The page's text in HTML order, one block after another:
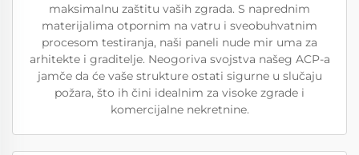
maksimalnu zaštitu vaših zgrada. S naprednim
materijalima otpornim na vatru i sveobuhvatnim
procesom testiranja, naši paneli nude mir uma za
arhitekte i graditelje. Neogoriva svojstva našeg ACP-a
jamče da će vaše strukture ostati sigurne u slučaju
požara, što ih čini idealnim za visoke zgrade i
komercijalne nekretnine.